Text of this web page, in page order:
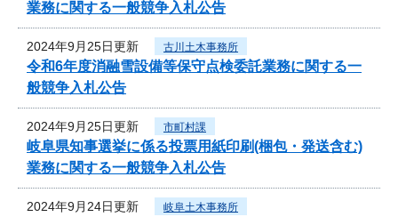
業務に関する一般競争入札公告
2024年9月25日更新 古川土木事務所
令和6年度消融雪設備等保守点検委託業務に関する一
般競争入札公告
2024年9月25日更新 市町村課
岐阜県知事選挙に係る投票用紙印刷(梱包・発送含む)
業務に関する一般競争入札公告
2024年9月24日更新 岐阜土木事務所